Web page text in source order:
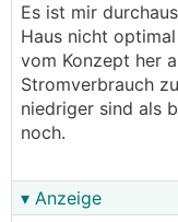
Es ist mir
Haus nicht
vom Konzept her
Stromverbrauch
niedriger sind als
noch.
▾ Anzeige